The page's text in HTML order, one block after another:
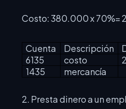
Costo: 380.000 x 70%=
Cuenta Descripción
6135
costo
1435
mercancía
2. Presta dinero a un